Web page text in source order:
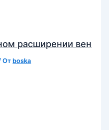
расширении вен
От boska